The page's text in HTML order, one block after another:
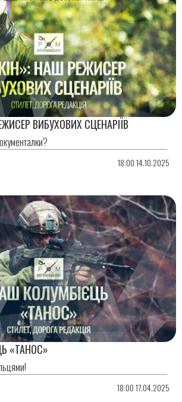
ВИБУХОВИХ СЦЕНАРІЇВ
18:00 14.10.2025
«ТАНОС»
18:00 17.04.2025